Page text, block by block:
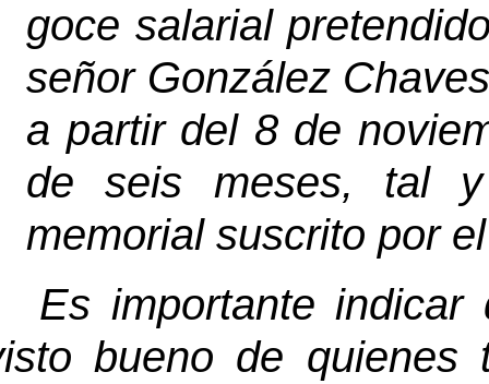
goce salarial
señor González
a partir del 8 de
de seis meses, tal
memorial suscrito por
Es importante
bueno de quienes